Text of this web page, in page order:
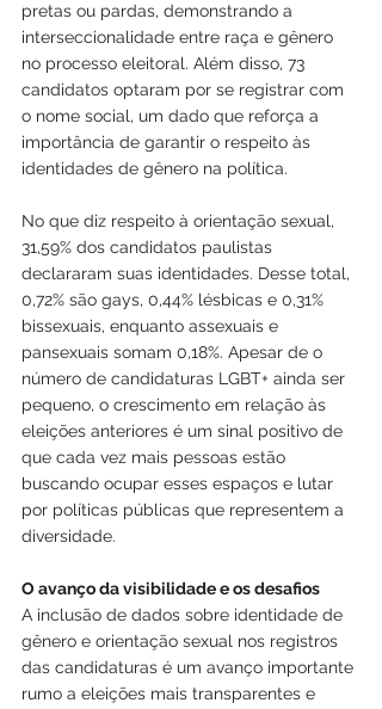
pretas ou pardas, demonstrando a
interseccionalidade entre raça e gênero
no processo eleitoral. Além disso, 73
candidatos optaram por se registrar com
o nome social, um dado que reforça a
importância de garantir o respeito às
identidades de gênero na política.
No que diz respeito à orientação sexual,
31,59% dos candidatos paulistas
declararam suas identidades. Desse total,
0,72% são gays, 0,44% lésbicas e 0,31%
bissexuais, enquanto assexuais e
pansexuais somam 0,18%. Apesar de o
número de candidaturas LGBT+ ainda ser
pequeno, o crescimento em relação às
eleições anteriores é um sinal positivo de
que cada vez mais pessoas estão
buscando ocupar esses espaços e lutar
por políticas públicas que representem a
diversidade.
O avanço da visibilidade e os desafios
A inclusão de dados sobre identidade de
gênero e orientação sexual nos registros
das candidaturas é um avanço importante
rumo a eleições mais transparentes e